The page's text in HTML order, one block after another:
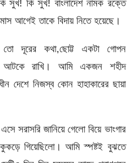
সুখ! কি সুখ! বাংলাদেশ নামক রক্তে
আগেই তাকে বিদায় নিতে হয়েছে।
দূরের কথা,ছোট্ট একটা গোপন
আটকে রাখি। আমি একজন শহীদ
দেশে নিজস্ব কোন হাহাকারের ছায়া
সরাসরি জানিয়ে গেলো বিয়ে ভাংগার
গিয়েছিলো। আমি স্পষ্টই বুঝতে